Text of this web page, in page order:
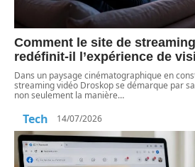
Comment le site de
redéfinit-il l’expérience de
Dans un paysage cinématographique en
streaming vidéo Droskop se démarque par
non seulement la manière…
Tech 14/07/2026